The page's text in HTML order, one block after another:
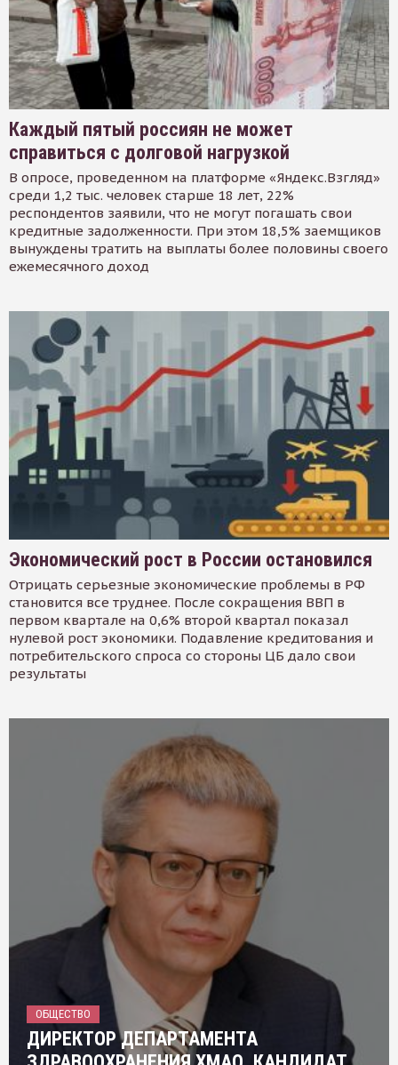
Каждый пятый россиян не может
справиться с долговой нагрузкой
В опросе, проведенном на платформе «Яндекс.Взгляд»
среди 1,2 тыс. человек старше 18 лет, 22%
респондентов заявили, что не могут погашать свои
кредитные задолженности. При этом 18,5% заемщиков
вынуждены тратить на выплаты более половины своего
ежемесячного доход
Экономический рост в России остановился
Отрицать серьезные экономические проблемы в РФ
становится все труднее. После сокращения ВВП в
первом квартале на 0,6% второй квартал показал
нулевой рост экономики. Подавление кредитования и
потребительского спроса со стороны ЦБ дало свои
результаты
ОБЩЕСТВО
ДИРЕКТОР ДЕПАРТАМЕНТА